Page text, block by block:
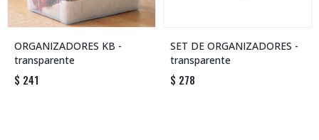
ORGANIZADORES KB -
transparente
$ 241
SET DE ORGANIZADORES -
transparente
$ 278